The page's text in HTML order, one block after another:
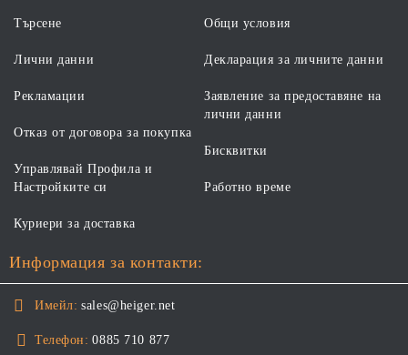
Търсене Общи условия
Лични данни
Рекламации
Отказ от договора за покупка
Управлявай Профила и
Настройките си
Декларация за личните данни
Заявление за предоставяне на
лични данни
Бисквитки
Работно време
Куриери за доставка
Информация за контакти:
Имейл: sales@heiger.net
Телефон: 0885 710 877